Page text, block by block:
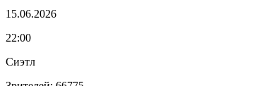
15.06.2026
22:00
Сиэтл